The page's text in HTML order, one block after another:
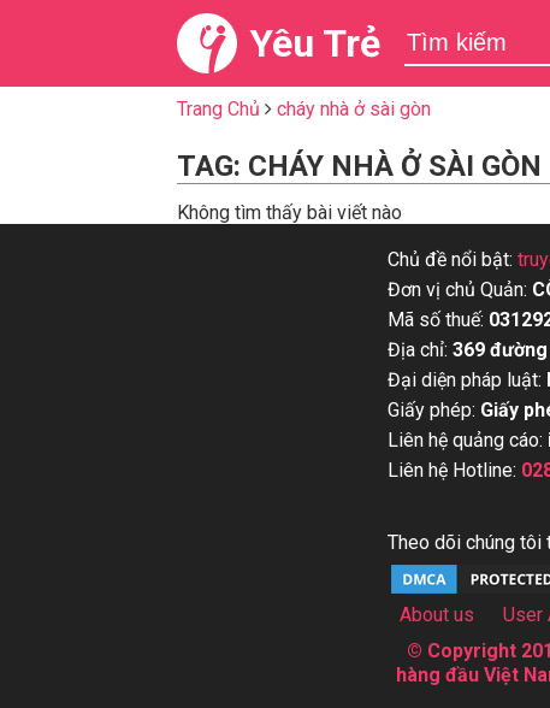
Yêu Trẻ
Trang Chủ cháy nhà ở sài gòn
TAG: CHÁY NHÀ Ở SÀI GÒN
Không tìm thấy bài viết nào
Chủ đề nổi bật:
Đơn vị chủ Quản:
Mã số thuế:
Địa chỉ: 369
Đại diện pháp luật:
Giấy phép: Giấy
Liên hệ quảng cáo:
Liên hệ Hotline:
Theo dõi chúng tôi
About us User
© Copyright
hàng đầu Việt